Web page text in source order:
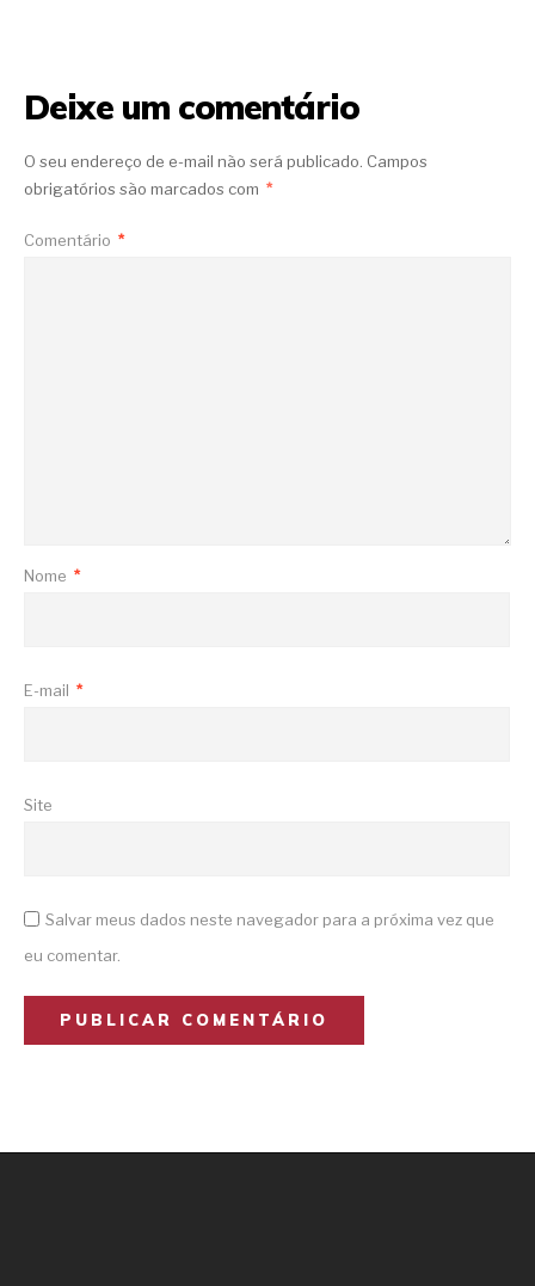
Deixe um comentário
O seu endereço de e-mail não será publicado. Campos
obrigatórios são marcados com *
Comentário *
Nome *
E-mail *
Site
Salvar meus dados neste navegador para a próxima vez que
eu comentar.